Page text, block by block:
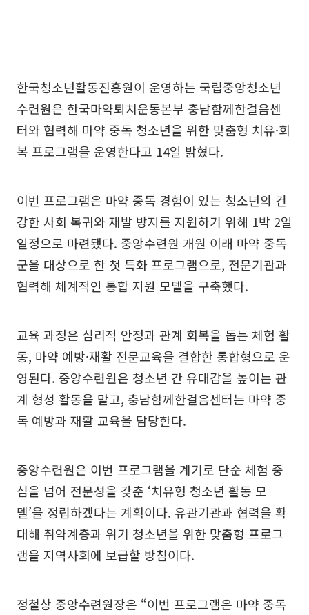
한국청소년활동진흥원이 운영하는 국립중앙청소년
수련원은 한국마약퇴치운동본부 충남함께한걸음센
터와 협력해 마약 중독 청소년을 위한 맞춤형 치유·회
복 프로그램을 운영한다고 14일 밝혔다.
이번 프로그램은 마약 중독 경험이 있는 청소년의 건
강한 사회 복귀와 재발 방지를 지원하기 위해 1박 2일
일정으로 마련됐다. 중앙수련원 개원 이래 마약 중독
군을 대상으로 한 첫 특화 프로그램으로, 전문기관과
협력해 체계적인 통합 지원 모델을 구축했다.
교육 과정은 심리적 안정과 관계 회복을 돕는 체험 활
동, 마약 예방·재활 전문교육을 결합한 통합형으로 운
영된다. 중앙수련원은 청소년 간 유대감을 높이는 관
계 형성 활동을 맡고, 충남함께한걸음센터는 마약 중
독 예방과 재활 교육을 담당한다.
중앙수련원은 이번 프로그램을 계기로 단순 체험 중
심을 넘어 전문성을 갖춘 ‘치유형 청소년 활동 모
델’을 정립하겠다는 계획이다. 유관기관과 협력을 확
대해 취약계층과 위기 청소년을 위한 맞춤형 프로그
램을 지역사회에 보급할 방침이다.
정철상 중앙수련원장은 “이번 프로그램은 마약 중독